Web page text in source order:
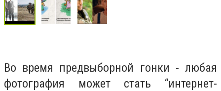
Во время предвыборной гонки - любая
фотография может стать “интернет-